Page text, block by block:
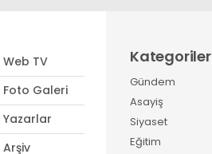
Web TV
Foto Galeri
Yazarlar
Arşiv
Kategoriler
Gündem
Asayiş
Siyaset
Eğitim